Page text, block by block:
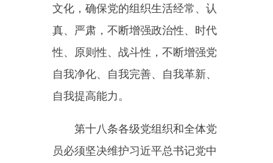
机构设置和业务管理体制以及队伍
建设需要，合理确定干部管理职
责、范围、权限、方式和程序，做
好干部双重管理工作。
第二十一条领导班子建设必须
标准严要求，坚持统筹谋划、整体
推进，坚持分类指导、精准施策，